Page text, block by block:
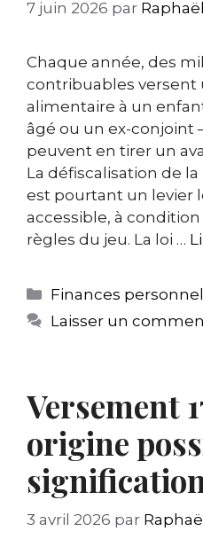
7 juin 2026 par Raphaël
Chaque année, des
contribuables versent
alimentaire à un
âgé ou un ex-conjoint
peuvent en tirer un
La défiscalisation de
est pourtant un levier
accessible, à
règles du jeu. La loi …
Catégories
Finances
Laisser un
Versement
origine
3 avril 2026 par Raphaël